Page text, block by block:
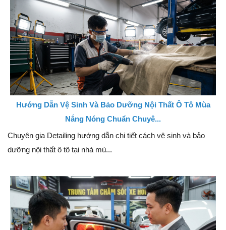
Hướng Dẫn Vệ Sinh Và Bảo Dưỡng Nội Thất Ô Tô Mùa
Nắng Nóng Chuẩn Chuyê...
Chuyên gia Detailing hướng dẫn chi tiết cách vệ sinh và bảo
dưỡng nội thất ô tô tại nhà mù...